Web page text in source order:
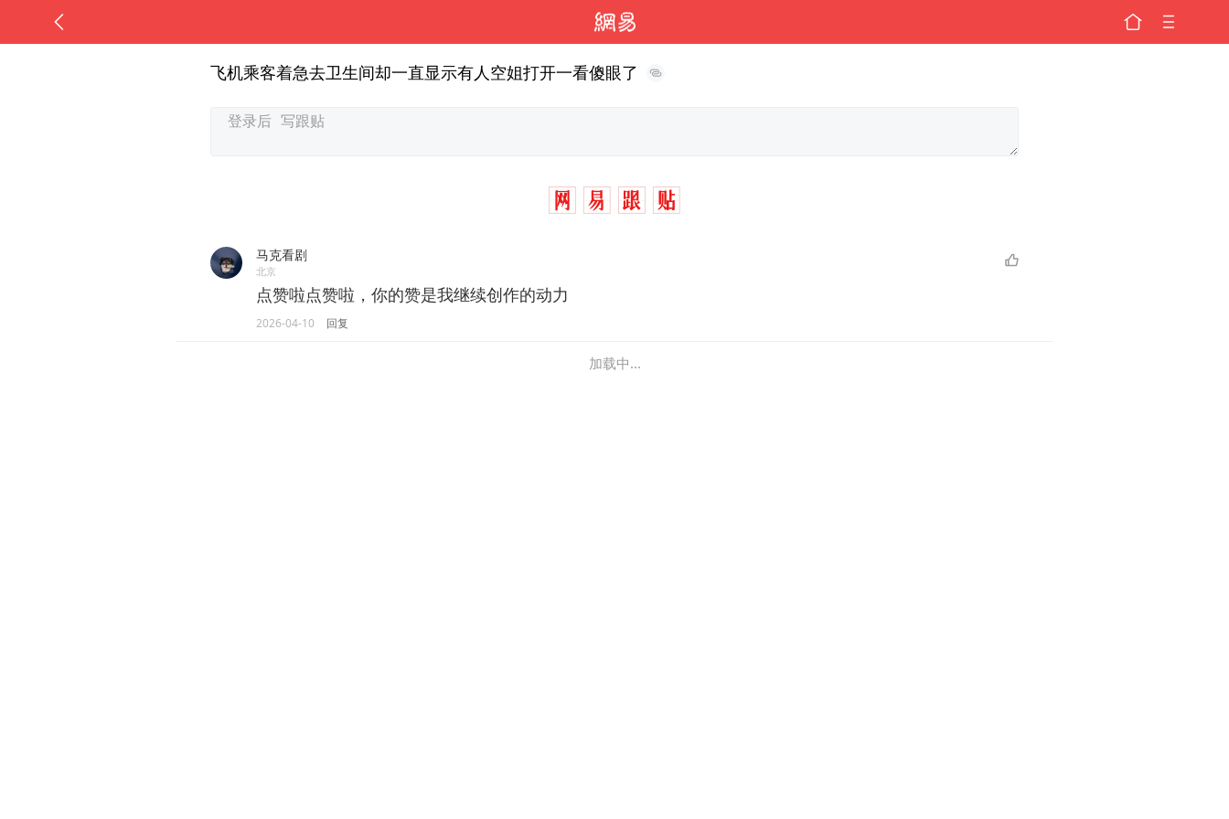
飞机乘客着急去卫生间却一直显示有人空姐打开一看傻眼了
马克看剧
北京
点赞啦点赞啦，你的赞是我继续创作的动力
2026-04-10 回复
加载中...